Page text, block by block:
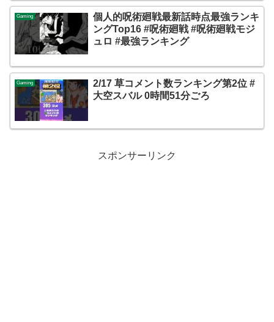
Gaming
個人的呪術廻戦最新話時点最強ランキ
ングTop16 #呪術廻戦 #呪術廻戦モジ
ュロ #最強ランキング
Gaming
2/17 草コメント数ランキング第2位 #
大空スバル 0時間51分ごろ
スポンサーリンク